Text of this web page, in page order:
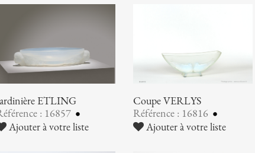
ETLING
: 16857
Ajouter à votre liste
Coupe VERLYS
Référence : 16816
Ajouter à votre liste